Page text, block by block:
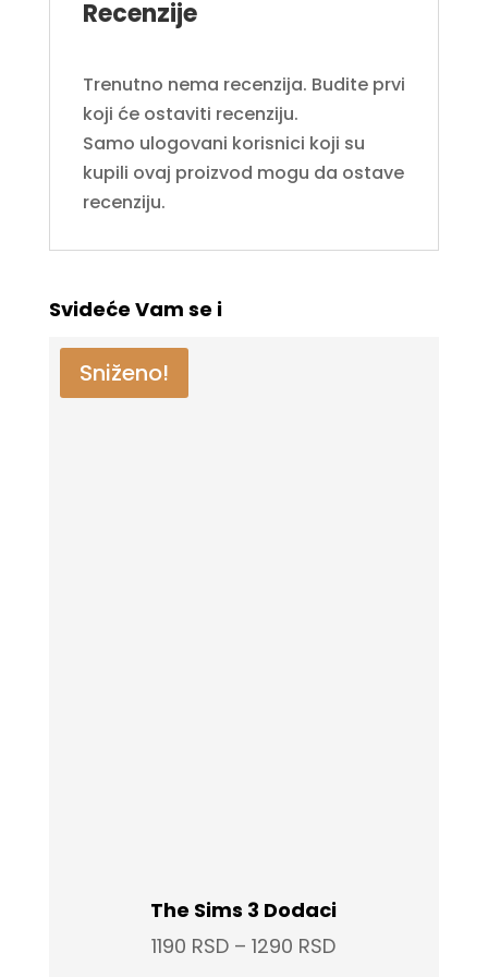
Recenzije
Trenutno nema recenzija. Budite prvi
koji će ostaviti recenziju.
Samo ulogovani korisnici koji su
kupili ovaj proizvod mogu da ostave
recenziju.
Svideće Vam se i
Sniženo!
The Sims 3 Dodaci
1190 RSD – 1290 RSDPrice